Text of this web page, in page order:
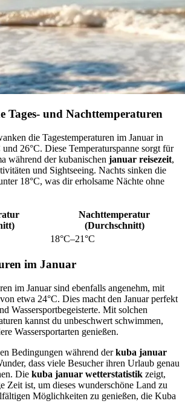
Tages- und Nachttemperaturen
die Tagestemperaturen im Januar in
26°C. Diese Temperaturspanne sorgt für
während der kubanischen januar reisezeit,
und Sightseeing. Nachts sinken die
18°C, was dir erholsame Nächte ohne
Nachttemperatur
(Durchschnitt)
18°C–21°C
im Januar
im Januar sind ebenfalls angenehm, mit
etwa 24°C. Dies macht den Januar perfekt
Wassersportbegeisterte. Mit solchen
kannst du unbeschwert schwimmen,
Wassersportarten genießen.
Bedingungen während derkuba januar
dass viele Besucher ihren Urlaub genau
Die kuba januar wetterstatistik zeigt,
Zeit ist, um dieses wunderschöne Land zu
Möglichkeiten zu genießen, die Kuba